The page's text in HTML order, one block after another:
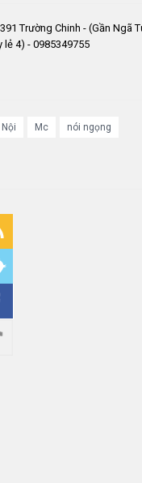
Trường Chinh - (Gần Ngã
lẻ 4) - 0985349755
Nội Mc nói ngọng